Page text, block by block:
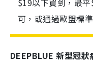
$19以下買到，最
可，或通過歐盟標
DEEPBLUE 新型冠